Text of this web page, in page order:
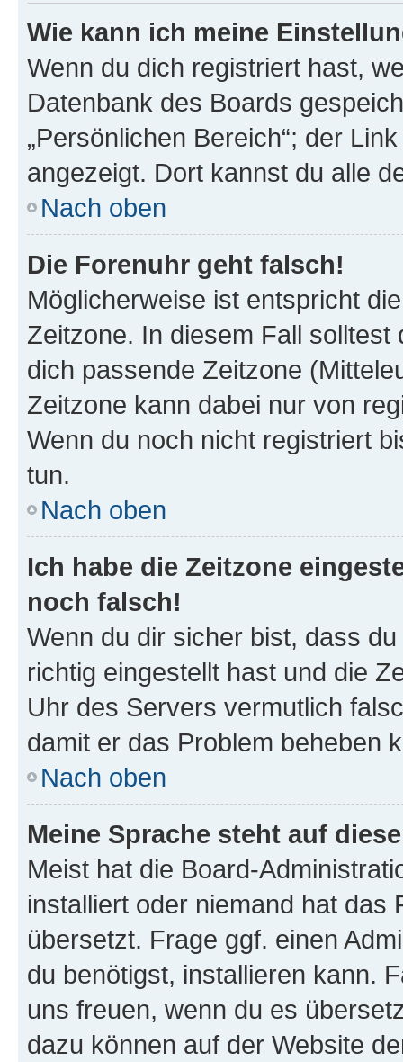
Wie kann ich meine
Wenn du dich registriert hast,
Datenbank des Boards
„Persönlichen Bereich“; der
angezeigt. Dort kannst du alle
Nach oben
Die Forenuhr geht falsch!
Möglicherweise ist entspricht
Zeitzone. In diesem Fall solltest
dich passende Zeitzone
Zeitzone kann dabei nur von
Wenn du noch nicht registriert
tun.
Nach oben
Ich habe die Zeitzone
noch falsch!
Wenn du dir sicher bist, dass
richtig eingestellt hast und die
Uhr des Servers vermutlich
damit er das Problem beheben
Nach oben
Meine Sprache steht auf
Meist hat die Board-
installiert oder niemand hat das
übersetzt. Frage ggf. einen
du benötigst, installieren kann.
uns freuen, wenn du es
dazu können auf der Website